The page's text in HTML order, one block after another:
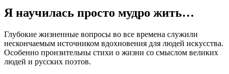
Я научилась просто мудро жить…
Глубокие жизненные вопросы во все времена служили
нескончаемым источником вдохновения для людей искусства.
Особенно пронзительны стихи о жизни со смыслом великих
людей и русских поэтов.